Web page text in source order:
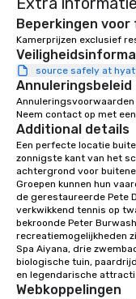
Beperkingen
Kamerprijzen exclusief
source safely at
Annuleringsbeleid
Neem contact op met
Additional details
Een perfecte locatie
zonnigste kant van het
achtergrond voor
Groepen kunnen hun
de gerestaureerde Pete
verkwikkend tennis op
bekroonde Peter
recreatiemogelijkheden
Spa Aiyana, drie
biologische tuin,
en legendarische
Webkoppelingen